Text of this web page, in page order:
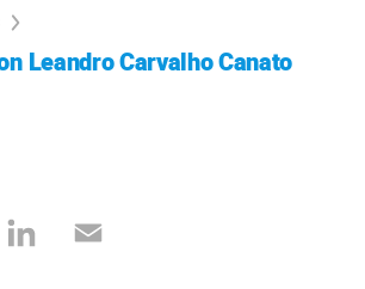
Leandro Carvalho Canato